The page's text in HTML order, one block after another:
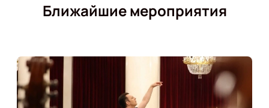
Ближайшие мероприятия